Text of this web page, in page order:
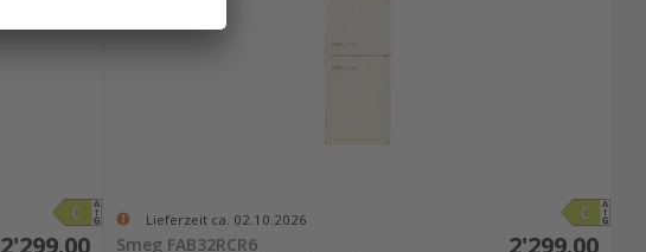
Lieferzeit ca. 02.10.2026
Smeg FAB32RCR6